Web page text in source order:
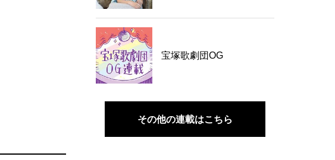
宝塚歌劇団OG
その他の連載はこちら